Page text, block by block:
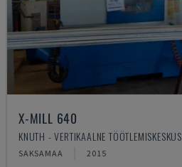
X-MILL 640
KNUTH - VERTIKAALNE TÖÖTLEMISKESKUS
SAKSAMAA 2015